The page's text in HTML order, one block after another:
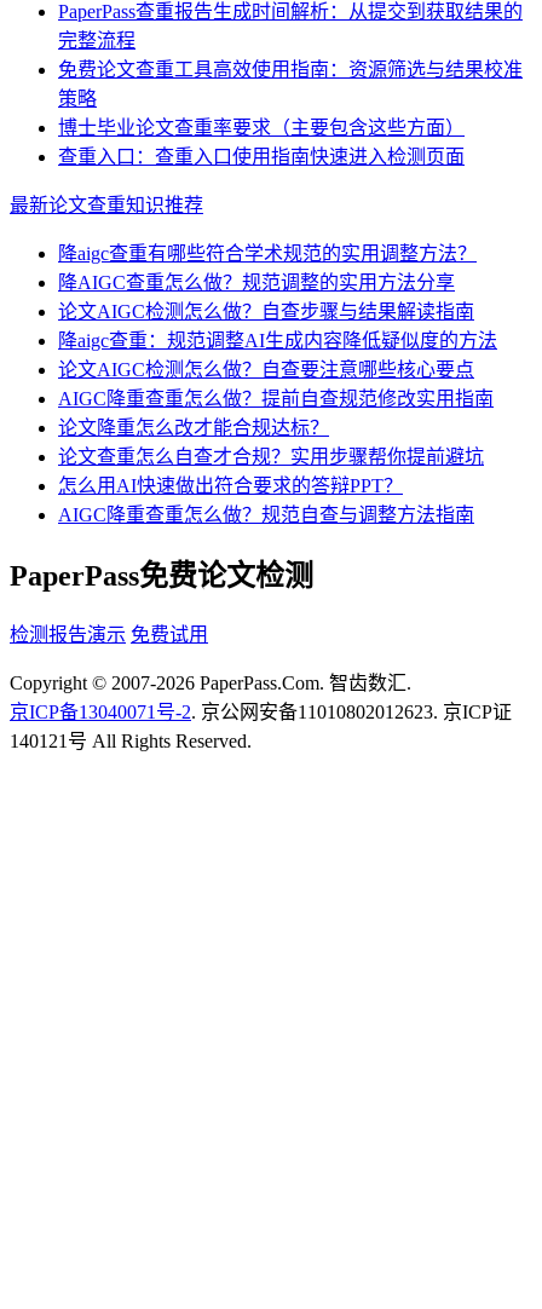
PaperPass查重报告生成时间解析：从提交到获取结果的
完整流程
免费论文查重工具高效使用指南：资源筛选与结果校准
策略
博士毕业论文查重率要求（主要包含这些方面）
查重入口：查重入口使用指南快速进入检测页面
最新论文查重知识推荐
降aigc查重有哪些符合学术规范的实用调整方法？
降AIGC查重怎么做？规范调整的实用方法分享
论文AIGC检测怎么做？自查步骤与结果解读指南
降aigc查重：规范调整AI生成内容降低疑似度的方法
论文AIGC检测怎么做？自查要注意哪些核心要点
AIGC降重查重怎么做？提前自查规范修改实用指南
论文降重怎么改才能合规达标？
论文查重怎么自查才合规？实用步骤帮你提前避坑
怎么用AI快速做出符合要求的答辩PPT？
AIGC降重查重怎么做？规范自查与调整方法指南
PaperPass免费论文检测
检测报告演示 免费试用
Copyright © 2007-2026 PaperPass.Com. 智齿数汇.
京ICP备13040071号-2. 京公网安备11010802012623. 京ICP证
140121号 All Rights Reserved.